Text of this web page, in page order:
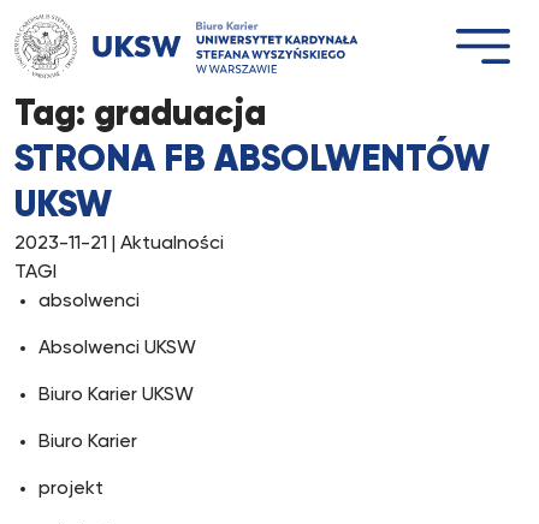
Przejdź
do
treści
Tag: graduacja
STRONA FB ABSOLWENTÓW
UKSW
2023-11-21
| Aktualności
TAGI
absolwenci
Absolwenci UKSW
Biuro Karier UKSW
Biuro Karier
projekt